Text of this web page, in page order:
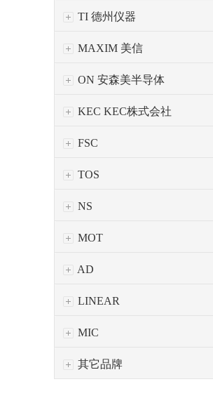
TI 德州仪器
MAXIM 美信
ON 安森美半导体
KEC KEC株式会社
FSC
TOS
NS
MOT
AD
LINEAR
MIC
其它品牌